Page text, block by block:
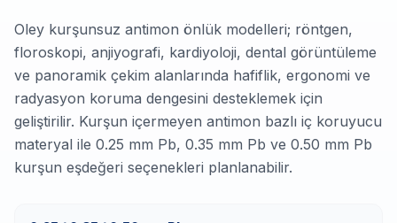
Oley kurşunsuz antimon önlük modelleri; röntgen,
floroskopi, anjiyografi, kardiyoloji, dental görüntüleme
ve panoramik çekim alanlarında hafiflik, ergonomi ve
radyasyon koruma dengesini desteklemek için
geliştirilir. Kurşun içermeyen antimon bazlı iç koruyucu
materyal ile 0.25 mm Pb, 0.35 mm Pb ve 0.50 mm Pb
kurşun eşdeğeri seçenekleri planlanabilir.